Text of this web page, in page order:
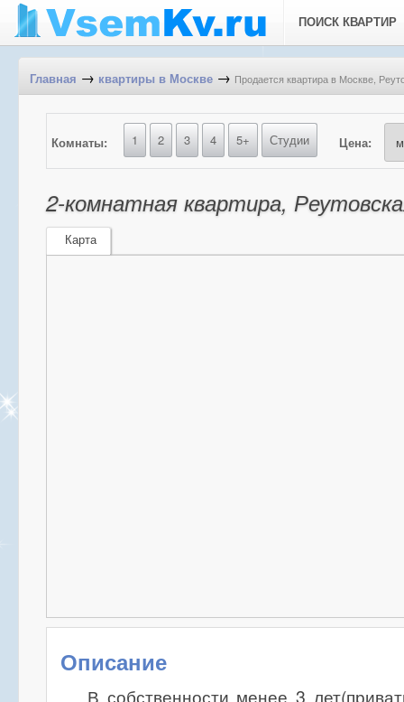
ПОИСК КВАРТИР
Главная → квартиры в Москве → Продается квартира в Москве,
Комнаты: 1 2 3 4 5+ Студии Цена:
2-комнатная квартира,
Карта
Описание
В собственности менее 3